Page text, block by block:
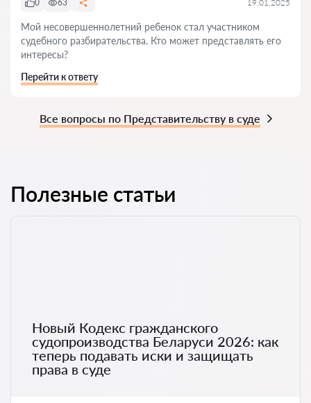
0 63 19.01.2025
Мой несовершеннолетний ребенок стал участником
судебного разбирательства. Кто может представлять его
интересы?
Перейти к ответу
Все вопросы по Представительству в суде
Полезные статьи
Новый Кодекс гражданского
судопроизводства Беларуси 2026: как
теперь подавать иски и защищать
права в суде